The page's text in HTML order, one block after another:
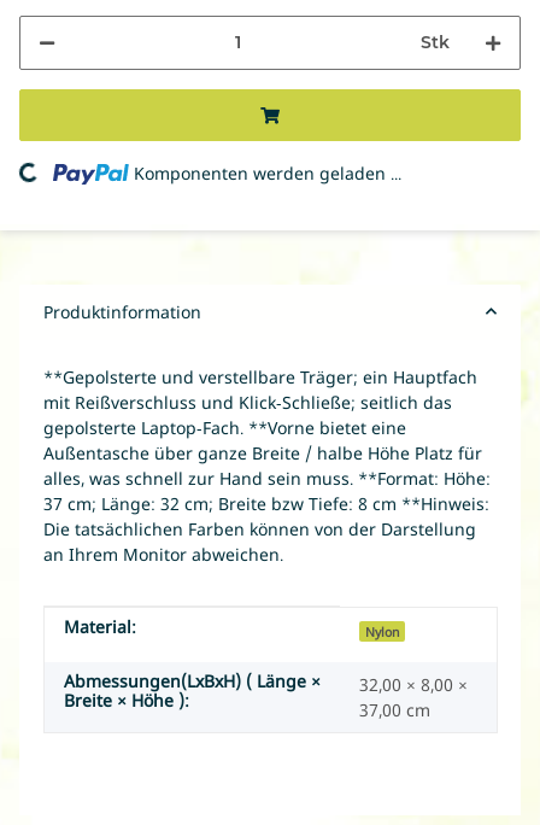
Stk
Komponenten werden geladen ...
Produktinformation
**Gepolsterte und verstellbare Träger; ein Hauptfach
mit Reißverschluss und Klick-Schließe; seitlich das
gepolsterte Laptop-Fach. **Vorne bietet eine
Außentasche über ganze Breite / halbe Höhe Platz für
alles, was schnell zur Hand sein muss. **Format: Höhe:
37 cm; Länge: 32 cm; Breite bzw Tiefe: 8 cm **Hinweis:
Die tatsächlichen Farben können von der Darstellung
an Ihrem Monitor abweichen.
Produkteigenschaft
Wert
Material: Nylon
Abmessungen(LxBxH) ( Länge ×
Breite × Höhe ):
32,00 × 8,00 ×
37,00 cm